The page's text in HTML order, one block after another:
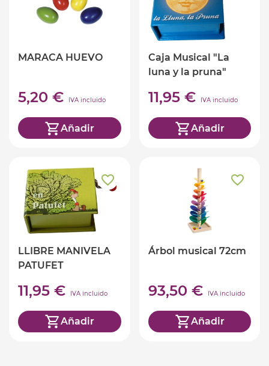
MARACA HUEVO
5,20 € IVA incluido
Añadir
Caja Musical "La
luna y la pruna"
11,95 € IVA incluido
Añadir
LLIBRE MANIVELA
PATUFET
11,95 € IVA incluido
Añadir
Árbol musical 72cm
93,50 € IVA incluido
Añadir